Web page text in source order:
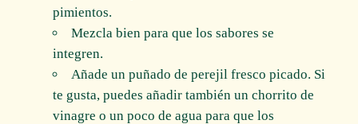
pimientos.
Mezcla bien para que los sabores se
integren.
Añade un puñado de perejil fresco picado. Si
te gusta, puedes añadir también un chorrito de
vinagre o un poco de agua para que los